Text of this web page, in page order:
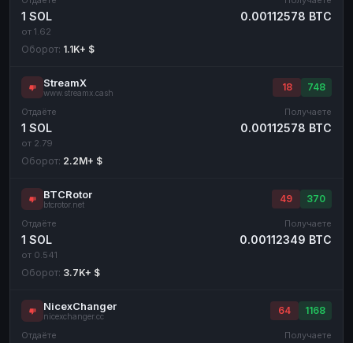
1 SOL
от 1.62
0.00112578 BTC
Оборот: 1.1K+ $
StreamX
www.streamx.cash
18 748
Отдаёте
1 SOL
от 2.79
Получаете
0.00112578 BTC
Оборот: 2.2M+ $
BTCRotor
btcrotor.net
49 370
Отдаёте
1 SOL
от 0.541
Получаете
0.00112349 BTC
Оборот: 3.7K+ $
NicexChanger
nicexchanger.cc
64 1168
Отдаёте Получаете